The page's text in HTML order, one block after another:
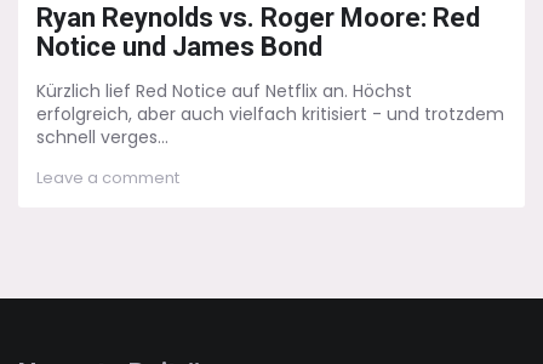
Ryan Reynolds vs. Roger Moore: Red
Notice und James Bond
Kürzlich lief Red Notice auf Netflix an. Höchst
erfolgreich, aber auch vielfach kritisiert - und trotzdem
schnell verges...
Leave a commenton